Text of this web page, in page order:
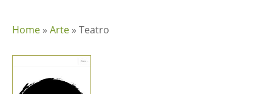
Home » Arte » Teatro